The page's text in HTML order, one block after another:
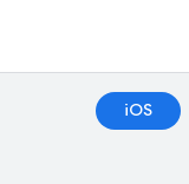
iOS‏